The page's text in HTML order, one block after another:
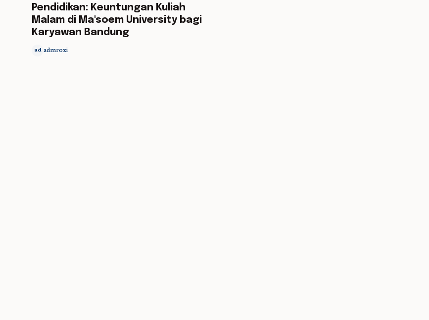
Pendidikan: Keuntungan Kuliah
Malam di Ma'soem University bagi
Karyawan Bandung
ad admrozi